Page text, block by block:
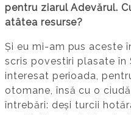
pentru ziarul Adevărul.
atâtea resurse?
Și eu mi-am pus aceste
scris povestiri plasate în
interesat perioada,
otomane, însă cu o
întrebări: deși turcii